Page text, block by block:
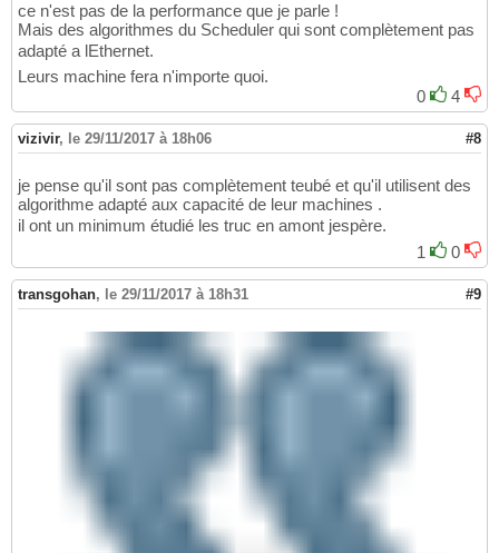
ce n'est pas de la performance que je parle !
Mais des algorithmes du Scheduler qui sont complètement pas
adapté a lEthernet.
Leurs machine fera n'importe quoi.
0
4
vizivir, le 29/11/2017 à 18h06 #8
je pense qu'il sont pas complètement teubé et qu'il utilisent des
algorithme adapté aux capacité de leur machines .
il ont un minimum étudié les truc en amont jespère.
1
0
transgohan, le 29/11/2017 à 18h31 #9